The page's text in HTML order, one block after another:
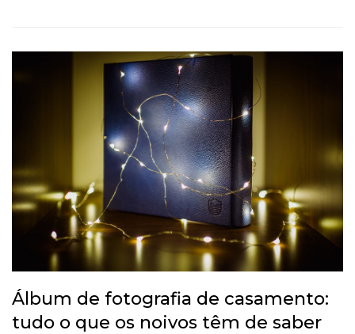
Álbum de fotografia de casamento:
tudo o que os noivos têm de saber